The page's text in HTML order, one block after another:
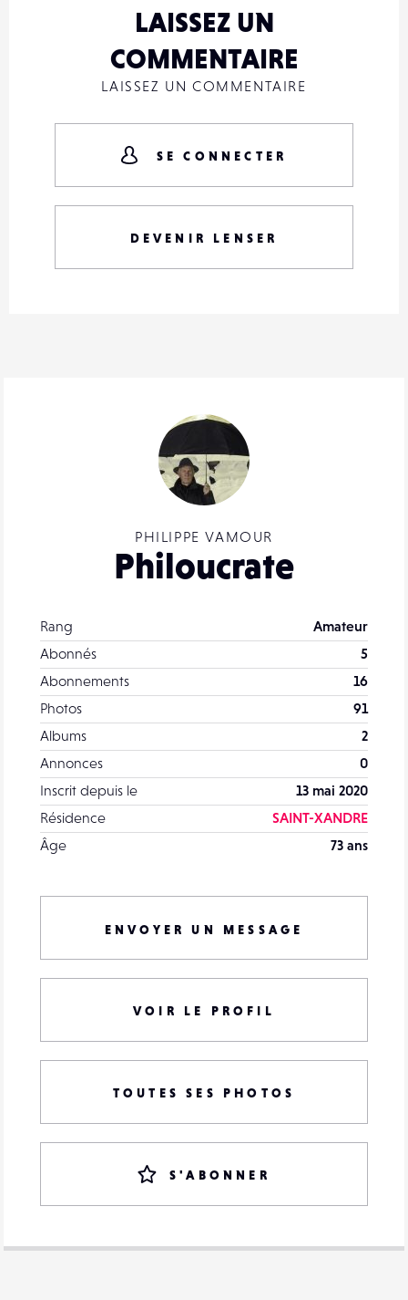
PHILIPPE VAMOUR
Philoucrate
Rang
Amateur
Abonnés
5
Abonnements
16
Photos
91
Albums
2
Annonces
0
Inscrit depuis le
13 mai 2020
Résidence
SAINT-XANDRE
Âge
73 ans
ENVOYER UN MESSAGE
VOIR LE PROFIL
TOUTES SES PHOTOS
S'ABONNER
LAISSEZ UN
COMMENTAIRE
LAISSEZ UN COMMENTAIRE
SE CONNECTER
DEVENIR LENSER